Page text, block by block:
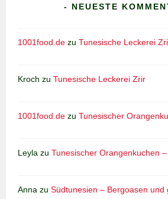
- NEUESTE
1001food.de zuTunesische Leckerei
Kroch zuTunesische Leckerei Zrir
1001food.de zuTunesischer
Leyla zuTunesischer Orangenkuchen
Anna zuSüdtunesien – Bergoasen und